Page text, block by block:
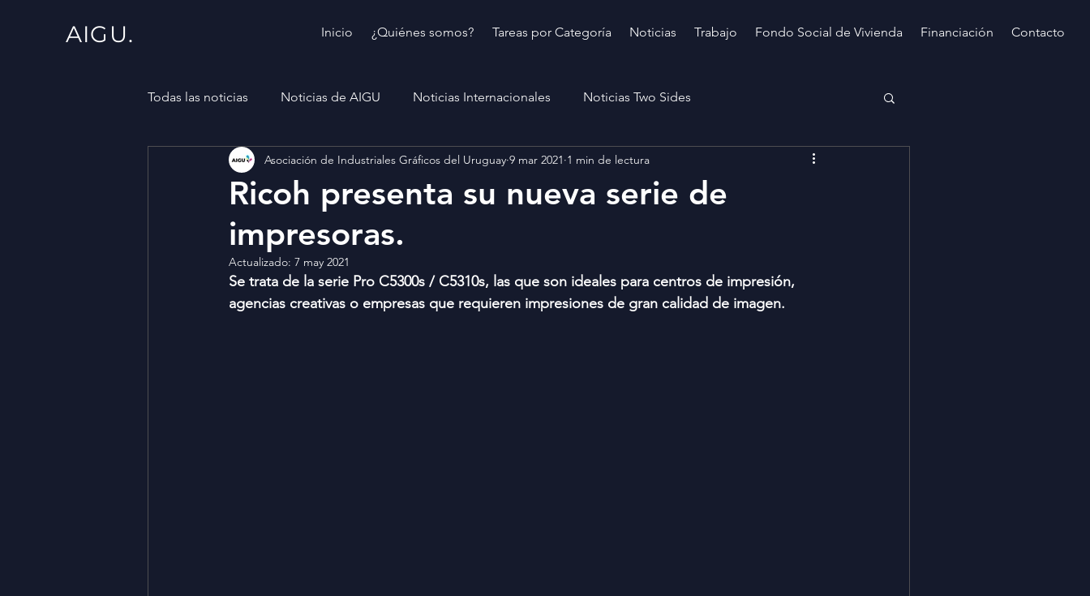
AIGU. Inicio ¿Quiénes somos? Tareas por Categoría Noticias Trabajo Fondo Social de Vivienda Financiación Contacto
Todas las noticias Noticias de AIGU Noticias Internacionales Noticias Two Sides
Ricoh presenta su nueva serie de
impresoras.
Asociación de Industriales Gráficos del Uruguay 9 mar 2021 1 min de lectura
Actualizado: 7 may 2021
Se trata de la serie Pro C5300s / C5310s, las que son ideales para centros de impresión,
agencias creativas o empresas que requieren impresiones de gran calidad de imagen.